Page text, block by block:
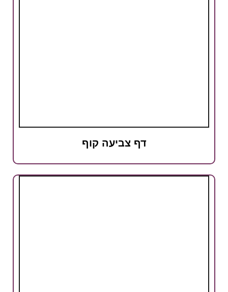
דף צביעה קוף